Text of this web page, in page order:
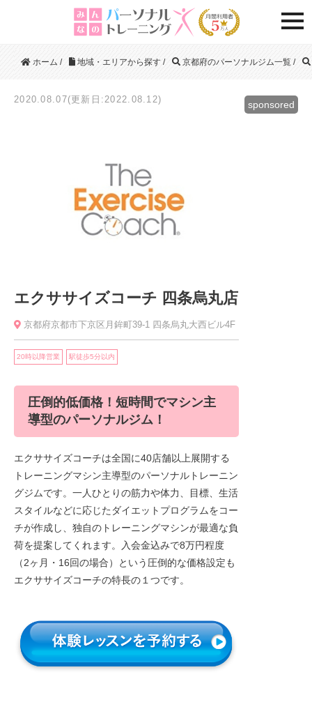
ホーム / 地域・エリアから探す / 京都府のパーソナルジム一覧 /
sponsored
2020.08.07(更新日:2022.08.12)
エクササイズコーチ 四条烏丸店
京都府京都市下京区月鉾町39-1 四条烏丸大西ビル4F
20時以降営業 駅徒歩5分以内
圧倒的低価格！短時間でマシン主
導型のパーソナルジム！
エクササイズコーチは全国に40店舗以上展開する
トレーニングマシン主導型のパーソナルトレーニン
グジムです。一人ひとりの筋力や体力、目標、生活
スタイルなどに応じたダイエットプログラムをコー
チが作成し、独自のトレーニングマシンが最適な負
荷を提案してくれます。入会金込みで8万円程度
（2ヶ月・16回の場合）という圧倒的な価格設定も
エクササイズコーチの特長の１つです。